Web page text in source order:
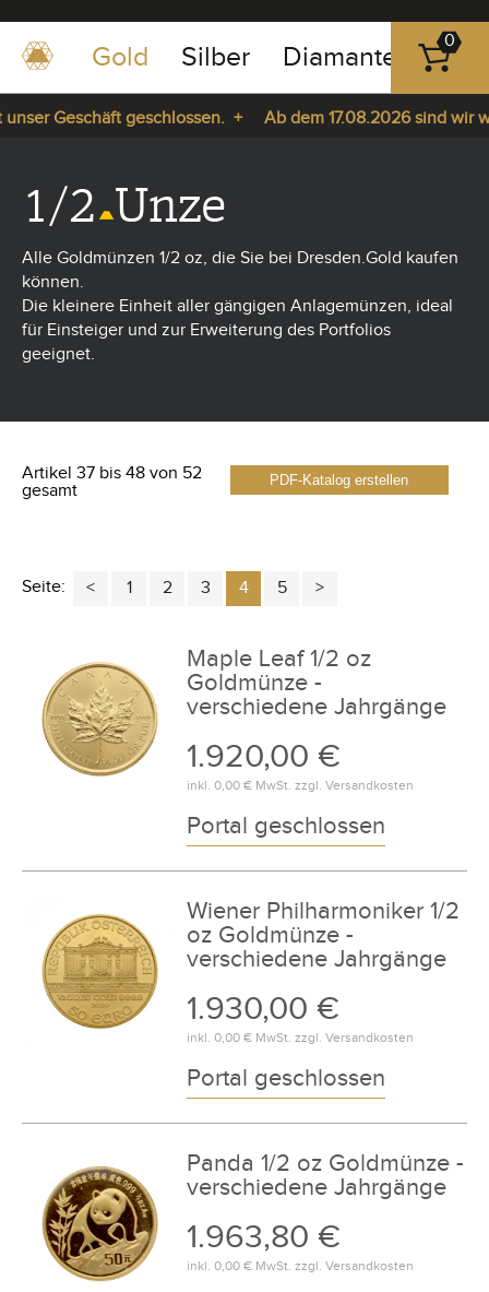
0351
-
43
Gold Silber Diamanten
0
Geschäft geschlossen. +
Ab dem 17.08.2026 sind wir
1/2 Unze
Alle Goldmünzen 1/2 oz, die Sie bei Dresden.Gold kaufen
können.
Die kleinere Einheit aller gängigen Anlagemünzen, ideal
für Einsteiger und zur Erweiterung des Portfolios
geeignet.
PDF-Katalog erstellen
Artikel 37 bis 48 von 52
gesamt
Seite: 1 2 3 4 5
Maple Leaf 1/2 oz
Goldmünze -
verschiedene Jahrgänge
1.920,00 €
inkl. 0,00 €MwSt. zzgl. Versandkosten
Portal geschlossen
Wiener Philharmoniker 1/2
oz Goldmünze -
verschiedene Jahrgänge
1.930,00 €
inkl. 0,00 €MwSt. zzgl. Versandkosten
Portal geschlossen
Panda 1/2 oz Goldmünze -
verschiedene Jahrgänge
1.963,80 €
inkl. 0,00 €MwSt. zzgl. Versandkosten